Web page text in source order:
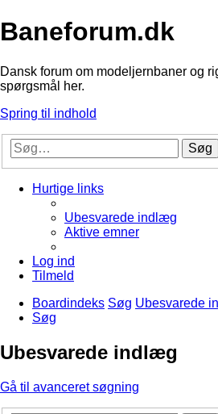
Baneforum.dk
Dansk forum om modeljernbaner og
spørgsmål her.
Spring til indhold
Søg
Hurtige links
Ubesvarede indlæg
Aktive emner
Log ind
Tilmeld
Boardindeks Søg Ubesvarede
Søg
Ubesvarede indlæg
Gå til avanceret søgning